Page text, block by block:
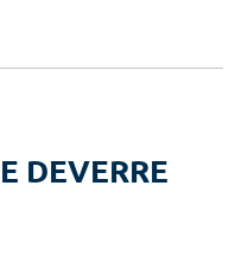
DEVERRE